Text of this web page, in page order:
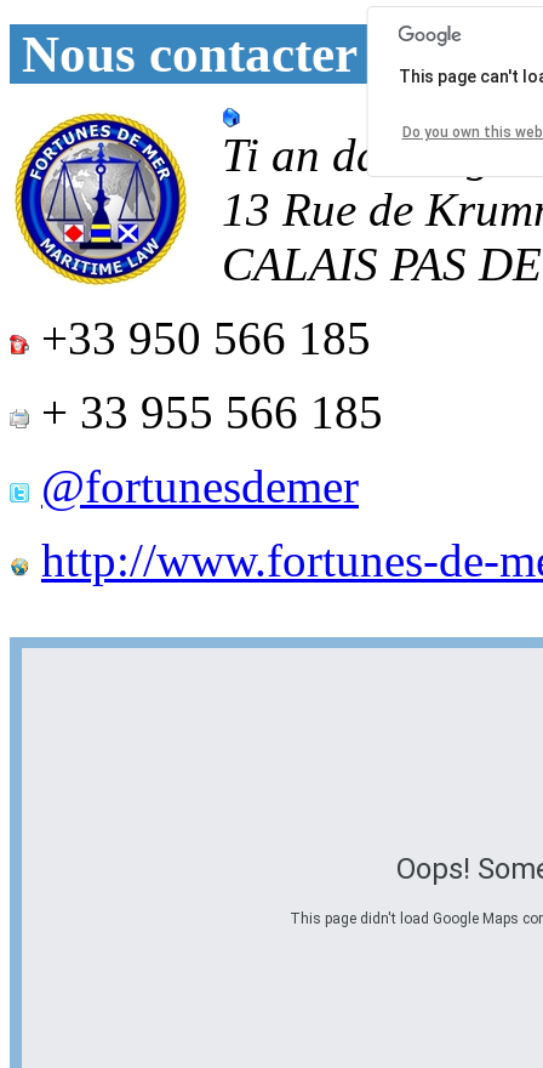
Nous contacter
Ti an
13 Rue de
CALAIS PAS
+33 950 566 185
+ 33 955 566 185
@fortunesdemer
http://www.fortunes-de-
Oops!
This page didn't load Google Maps
This page can't
Do you own this